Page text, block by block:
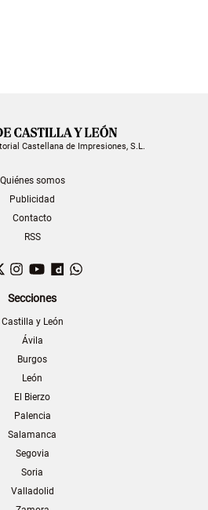
Castellana de Impresiones, S.L.
Quiénes somos
Publicidad
Contacto
RSS
TwitterInstagram
YouTubeDailymotion
Secciones
Castilla y León
Ávila
Burgos
León
El Bierzo
Palencia
Salamanca
Segovia
Soria
Valladolid